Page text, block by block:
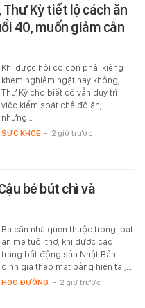
Kỳ tiết lộ cách ăn
40, muốn giảm cân
Khi được hỏi có còn phải kiêng
khem nghiêm ngặt hay không,
Thư Kỳ cho biết cô vẫn duy trì
việc kiểm soát chế độ ăn,
nhưng…
SỨC KHỎE - 2 giờ trước
bé bút chì và
Ba căn nhà quen thuộc trong loạt
anime tuổi thơ, khi được các
trang bất động sản Nhật Bản
định giá theo mặt bằng hiện tại,…
HỌC ĐƯỜNG - 2 giờ trước